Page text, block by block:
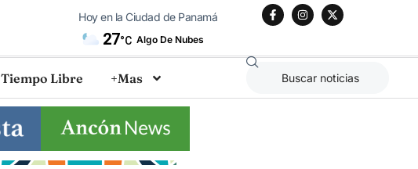
Hoy en la Ciudad de Panamá
27°C Algo De Nubes
Tiempo Libre +Mas